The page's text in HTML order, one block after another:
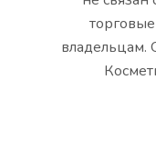
владельцам.